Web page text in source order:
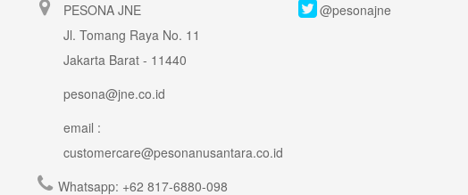
PESONA JNE
Jl. Tomang Raya No. 11
Jakarta Barat - 11440
pesona@jne.co.id
email :
customercare@pesonanusantara.co.id
Whatsapp: +62 817-6880-098
@pesonajne